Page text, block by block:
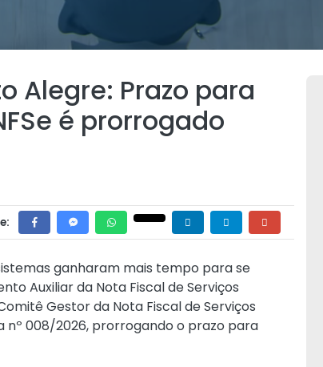
Alegre: Prazo para
é prorrogado
ganharam mais tempo para se
Auxiliar da Nota Fiscal de Serviços
Gestor da Nota Fiscal de Serviços
nº 008/2026, prorrogando o prazo para